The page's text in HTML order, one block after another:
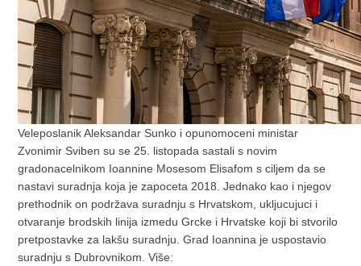
Veleposlanik Aleksandar Sunko i opunomoceni ministar
Zvonimir Sviben su se 25. listopada sastali s novim
gradonacelnikom Ioannine Mosesom Elisafom s ciljem da se
nastavi suradnja koja je zapoceta 2018. Jednako kao i njegov
prethodnik on podržava suradnju s Hrvatskom, ukljucujuci i
otvaranje brodskih linija izmedu Grcke i Hrvatske koji bi stvorilo
pretpostavke za lakšu suradnju. Grad Ioannina je uspostavio
suradnju s Dubrovnikom. Više: